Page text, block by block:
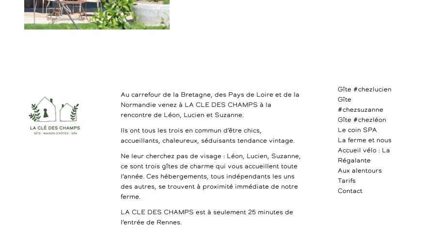
Au carrefour de la Bretagne, des Pays de Loire et de la
Normandie venez à LA CLE DES CHAMPS à la
rencontre de Léon, Lucien et Suzanne.
Ils ont tous les trois en commun d’être chics,
accueillants, chaleureux, séduisants tendance vintage.
Ne leur cherchez pas de visage : Léon, Lucien, Suzanne,
ce sont trois gîtes de charme qui vous accueillent toute
l’année. Ces hébergements, tous indépendants les uns
des autres, se trouvent à proximité immédiate de notre
ferme.
LA CLE DES CHAMPS est à seulement 25 minutes de
l’entrée de Rennes.
Gîte #chezlucien
Gîte
#chezsuzanne
Gîte #chezléon
Le coin SPA
La ferme et nous
Accueil vélo : La
Régalante
Aux alentours
Tarifs
Contact